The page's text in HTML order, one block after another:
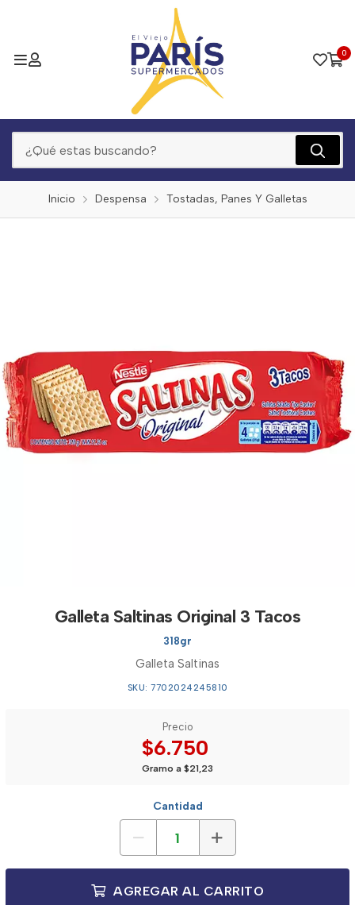
0
Inicio Despensa Tostadas, Panes Y Galletas
Galleta Saltinas Original 3 Tacos
318gr
Galleta Saltinas
SKU: 7702024245810
Precio
$6.750
Gramo a $21,23
Cantidad
AGREGAR AL CARRITO